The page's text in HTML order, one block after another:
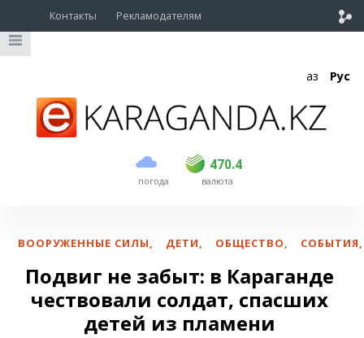
Контакты Рекламодателям
Қаз Рус
погода
470.4
USD 468.5 470.4
EUR валюта
ВООРУЖЕННЫЕ СИЛЫ, ДЕТИ, ОБЩЕСТВО, СОБЫТИЯ,
Подвиг не забыт: в Караганде
чествовали солдат, спасших
детей из пламени